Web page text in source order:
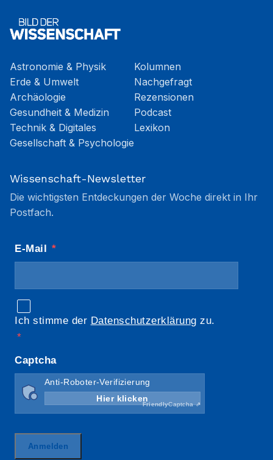
Astronomie & Physik
Erde & Umwelt
Archäologie
Gesundheit & Medizin
Technik & Digitales
Gesellschaft & Psychologie
Kolumnen
Nachgefragt
Rezensionen
Podcast
Lexikon
Wissenschaft-Newsletter
Die wichtigsten Entdeckungen der Woche direkt in Ihr
Postfach.